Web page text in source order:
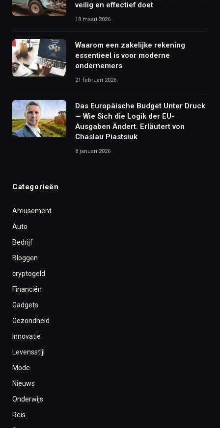
veilig en effectief doet
18 maart 2026
Waarom een zakelijke rekening
essentieel is voor moderne
ondernemers
21 februari 2026
Das Europäische Budget Unter Druck
— Wie Sich die Logik der EU-
Ausgaben Ändert. Erläutert von
Chaslau Piastsiuk
8 januari 2026
Categorieën
Amusement
Auto
Bedrijf
Bloggen
cryptogeld
Financiën
Gadgets
Gezondheid
Innovatie
Levensstijl
Mode
Nieuws
Onderwijs
Reis